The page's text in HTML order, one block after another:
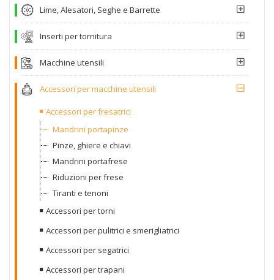
Lime, Alesatori, Seghe e Barrette
Inserti per tornitura
Macchine utensili
Accessori per macchine utensili
Accessori per fresatrici
Mandrini portapinze
Pinze, ghiere e chiavi
Mandrini portafrese
Riduzioni per frese
Tiranti e tenoni
Accessori per torni
Accessori per pulitrici e smerigliatrici
Accessori per segatrici
Accessori per trapani